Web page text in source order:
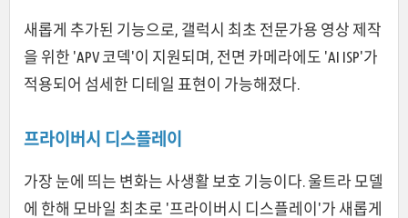
새롭게 추가된 기능으로, 갤럭시 최초 전문가용 영상 제작
을 위한 'APV 코덱'이 지원되며, 전면 카메라에도 'AI ISP'가
적용되어 섬세한 디테일 표현이 가능해졌다.
프라이버시 디스플레이
가장 눈에 띄는 변화는 사생활 보호 기능이다. 울트라 모델
에 한해 모바일 최초로 '프라이버시 디스플레이'가 새롭게